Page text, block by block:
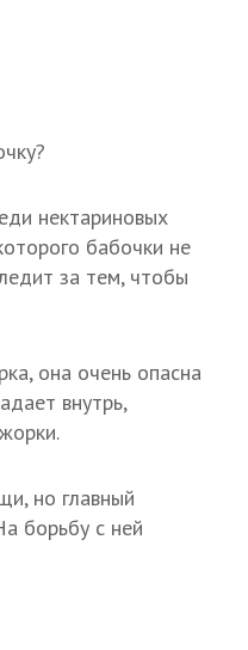
нектариновых
бабочки не
за тем, чтобы
она очень опасна
внутрь,
но главный
борьбу с ней